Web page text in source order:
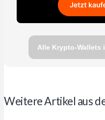
Alle Krypto-Wallets
Weitere Artikel aus